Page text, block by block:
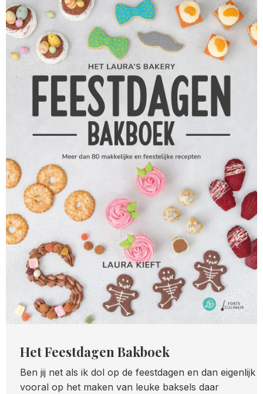
Het Feestdagen Bakboek
Ben jij net als ik dol op de feestdagen en dan eigenlijk
vooral op het maken van leuke baksels daar